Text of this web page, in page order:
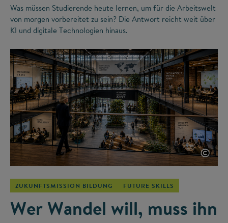
Was müssen Studierende heute lernen, um für die Arbeitswelt
von morgen vorbereitet zu sein? Die Antwort reicht weit über
KI und digitale Technologien hinaus.
©
ZUKUNFTSMISSION BILDUNG FUTURE SKILLS
Wer Wandel will, muss ihn